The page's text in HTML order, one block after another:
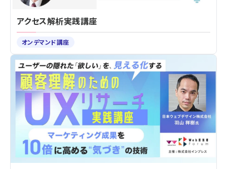
アクセス解析実践講座
オンデマンド講座